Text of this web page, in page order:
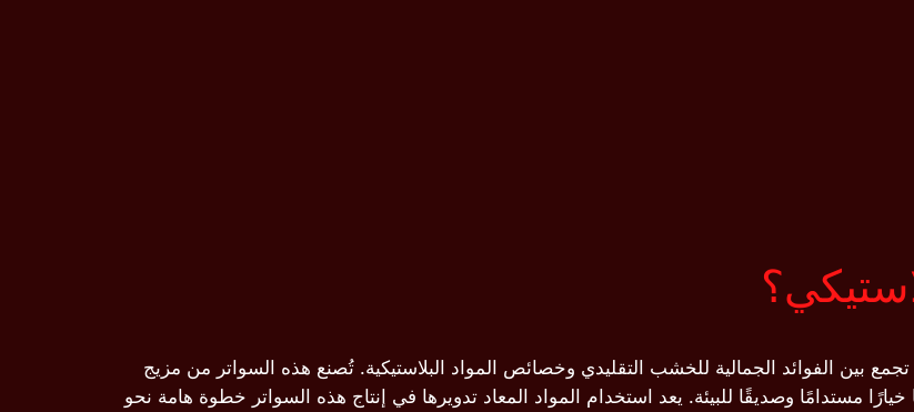
الفوائد الجمالية للخشب التقليدي وخصائص المواد البلاستيكية. تُصنع هذه السواتر من مزيج
مستدامًا وصديقًا للبيئة. يعد استخدام المواد المعاد تدويرها في إنتاج هذه السواتر خطوة هامة نحو